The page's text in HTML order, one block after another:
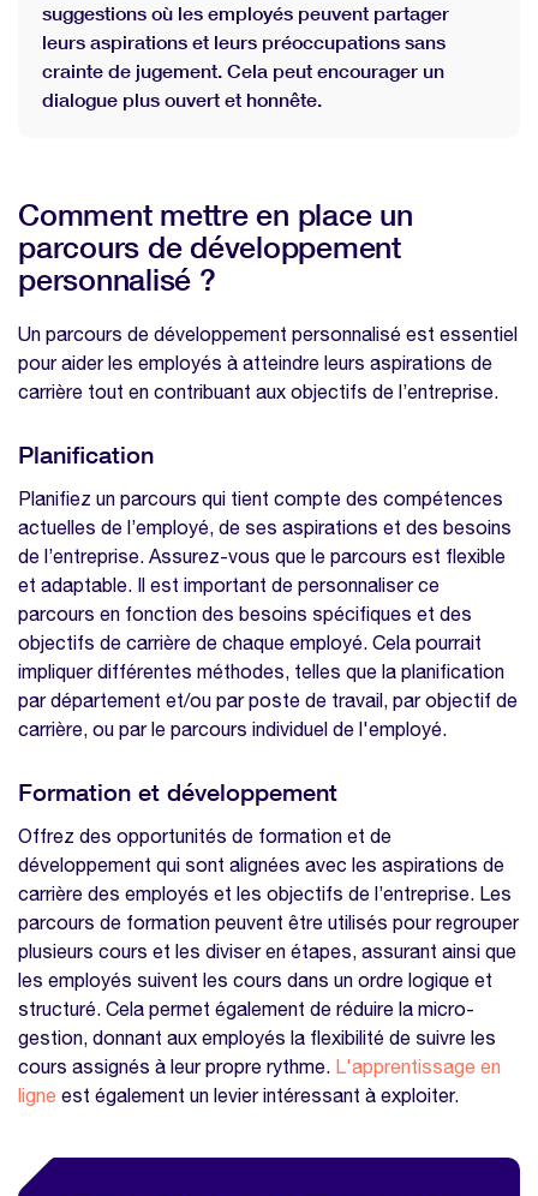
suggestions où les employés peuvent partager
leurs aspirations et leurs préoccupations sans
crainte de jugement. Cela peut encourager un
dialogue plus ouvert et honnête.
Comment mettre en place un
parcours de développement
personnalisé ?
Un parcours de développement personnalisé est essentiel
pour aider les employés à atteindre leurs aspirations de
carrière tout en contribuant aux objectifs de l’entreprise.
Planification
Planifiez un parcours qui tient compte des compétences
actuelles de l’employé, de ses aspirations et des besoins
de l’entreprise. Assurez-vous que le parcours est flexible
et adaptable. Il est important de personnaliser ce
parcours en fonction des besoins spécifiques et des
objectifs de carrière de chaque employé. Cela pourrait
impliquer différentes méthodes, telles que la planification
par département et/ou par poste de travail, par objectif de
carrière, ou par le parcours individuel de l'employé.
Formation et développement
Offrez des opportunités de formation et de
développement qui sont alignées avec les aspirations de
carrière des employés et les objectifs de l’entreprise. Les
parcours de formation peuvent être utilisés pour regrouper
plusieurs cours et les diviser en étapes, assurant ainsi que
les employés suivent les cours dans un ordre logique et
structuré. Cela permet également de réduire la micro-
gestion, donnant aux employés la flexibilité de suivre les
cours assignés à leur propre rythme. L'apprentissage en
ligne est également un levier intéressant à exploiter.